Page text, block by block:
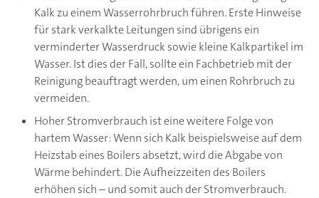
Kalk zu einem Wasserrohrbruch führen. Erste Hinweise
für stark verkalkte Leitungen sind übrigens ein
verminderter Wasserdruck sowie kleine Kalkpartikel im
Wasser. Ist dies der Fall, sollte ein Fachbetrieb mit der
Reinigung beauftragt werden, um einen Rohrbruch zu
vermeiden.
Hoher Stromverbrauch ist eine weitere Folge von
hartem Wasser: Wenn sich Kalk beispielsweise auf dem
Heizstab eines Boilers absetzt, wird die Abgabe von
Wärme behindert. Die Aufheizzeiten des Boilers
erhöhen sich – und somit auch der Stromverbrauch.